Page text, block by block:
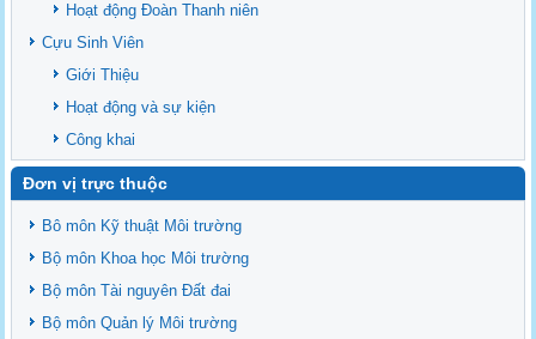
Hoạt động Đoàn Thanh niên
Cựu Sinh Viên
Giới Thiệu
Hoạt động và sự kiện
Công khai
Đơn vị trực thuộc
Bô môn Kỹ thuật Môi trường
Bộ môn Khoa học Môi trường
Bộ môn Tài nguyên Đất đai
Bộ môn Quản lý Môi trường